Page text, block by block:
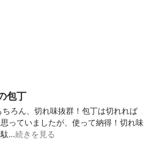
包丁
ろん、切れ味抜群！包丁は切れれば
っていましたが、使って納得！切れ味
駄…続きを見る